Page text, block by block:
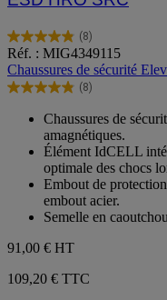
(8)
4.9
sur
5
étoiles.
avis
Réf. : MIG4349115
Chaussures de sécurité
(8)
4.9
étoiles.
Chaussures de
amagnétiques.
Élément IdCELL
optimale des chocs
Embout de
embout acier.
Semelle en
91,00 € HT
109,20 € TTC